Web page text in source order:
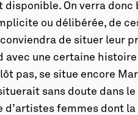
On verra donc
ou délibérée, de
de situer leur
avec une certaine
pas, se situe encore
sans doute dans le
femmes dont